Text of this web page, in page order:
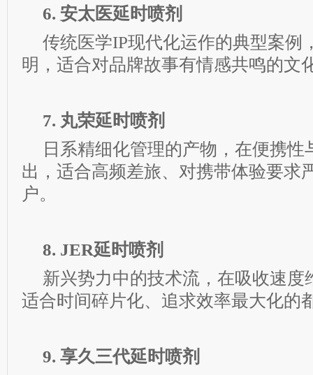
6. 安太医延时喷剂
传统医学IP现代化运作的典型案例
明，适合对品牌故事有情感共鸣的文
7. 丸荣延时喷剂
日系精细化管理的产物，在便携性
出，适合高频差旅、对携带体验要求
户。
8. JER延时喷剂
新兴势力中的技术流，在吸收速度
适合时间碎片化、追求效率最大化的
9. 享久三代延时喷剂